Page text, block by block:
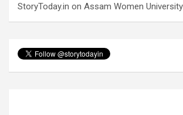
StoryToday.in on Assam Women